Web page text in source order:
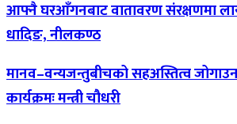
आफ्नैघरआँगनबाट वातावरण संरक्षणमा
धादिङ, नीलकण्ठ
मानव–वन्यजन्तुबीचकोसहअस्तित्व जोगाउन
कार्यक्रमः मन्त्री चौधरी